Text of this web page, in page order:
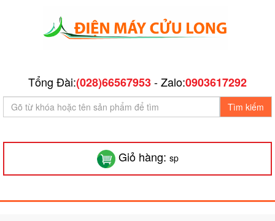
Tổng Đài:(028)66567953- Zalo:0903617292
Tìm kiếm
Giỏ hàng: sp